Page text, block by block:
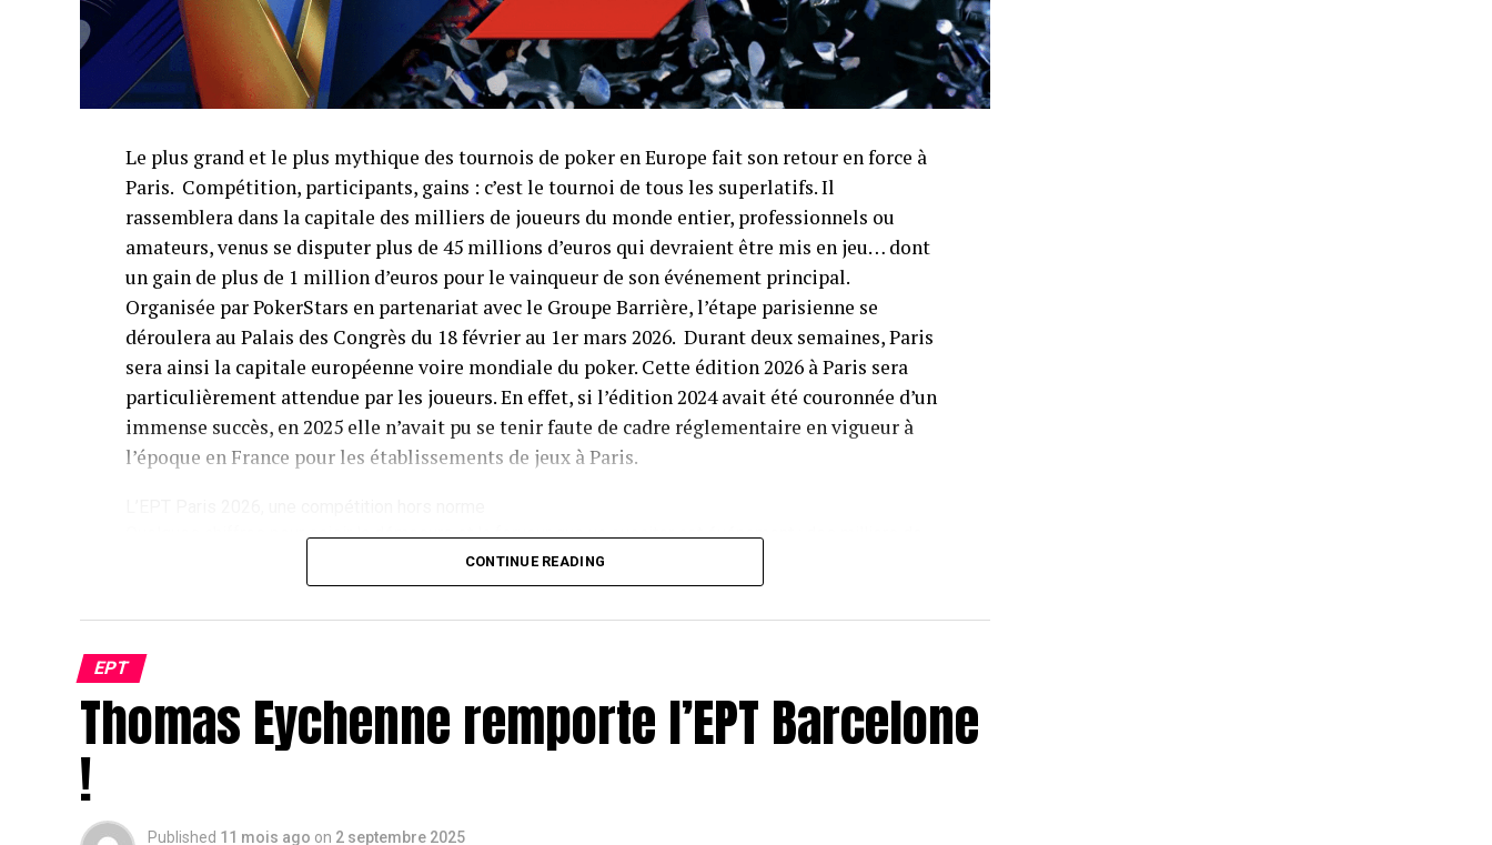
Le plus grand et le plus mythique des tournois de poker en Europe fait son retour en force à
Paris. Compétition, participants, gains : c’est le tournoi de tous les superlatifs. Il
rassemblera dans la capitale des milliers de joueurs du monde entier, professionnels ou
amateurs, venus se disputer plus de 45 millions d’euros qui devraient être mis en jeu… dont
un gain de plus de 1 million d’euros pour le vainqueur de son événement principal.
Organisée par PokerStars en partenariat avec le Groupe Barrière, l’étape parisienne se
déroulera au Palais des Congrès du 18 février au 1er mars 2026. Durant deux semaines, Paris
sera ainsi la capitale européenne voire mondiale du poker. Cette édition 2026 à Paris sera
particulièrement attendue par les joueurs. En effet, si l’édition 2024 avait été couronnée d’un
immense succès, en 2025 elle n’avait pu se tenir faute de cadre réglementaire en vigueur à
l’époque en France pour les établissements de jeux à Paris.
Quelques chiffres pour saisir la démesure et la ferveur que va susciter cet événement : des milliers de
joueurs de plus de 80 nationalités, 145 tables de poker sur plus de 9 000 m2, 600 personnes mobilisées
dont 300 croupières et croupiers, 52 tournois sur 12 jours de compétition, un demi million de jetons et
tournoi le plus exclusif, en passant par 5 300 € pour son tournoi principal, l’EPT est avant toute une
payées pour des amateurs éclairés. Parmi les 52 tournois qui seront proposés durant ces deux
semaines les plus attendus seront sans nul doute les Main Event Pokerstars Open et EPT qui
plus onéreux. Une édition 2024 dans toutes les mémoires En 2024, avec un bilan exceptionnel qui avait
CONTINUE READING
EPT
Thomas Eychenne remporte l’EPT Barcelone
!
Published 11 mois ago on 2 septembre 2025